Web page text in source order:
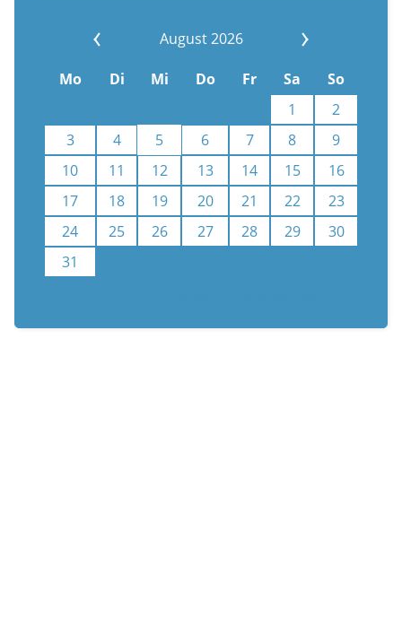
August 2026
Mo Di Mi Do Fr Sa
So
1
2
3
4 5 6 7 8
9
10
11 12 13 14 15
16
17
18 19 20 21 22
23
24
25 26 27 28 29
30
31